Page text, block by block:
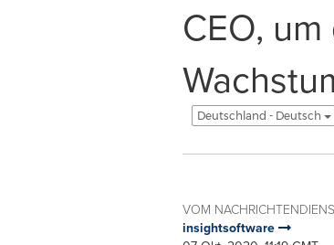
CEO,
Deutschland - Deutsch
VOM
insightsoftware